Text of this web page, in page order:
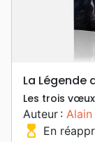
La Légende
Les trois
Auteur :
hourglass_top En